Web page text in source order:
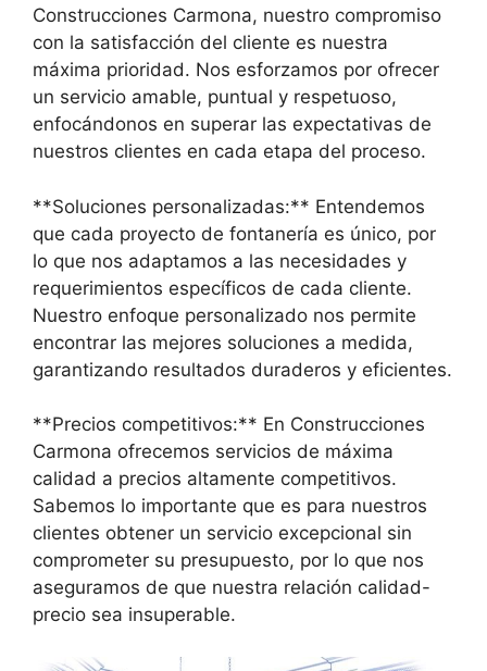
Construcciones Carmona, nuestro compromiso
con la satisfacción del cliente es nuestra
máxima prioridad. Nos esforzamos por ofrecer
un servicio amable, puntual y respetuoso,
enfocándonos en superar las expectativas de
nuestros clientes en cada etapa del proceso.
**Soluciones personalizadas:** Entendemos
que cada proyecto de fontanería es único, por
lo que nos adaptamos a las necesidades y
requerimientos específicos de cada cliente.
Nuestro enfoque personalizado nos permite
encontrar las mejores soluciones a medida,
garantizando resultados duraderos y eficientes.
**Precios competitivos:** En Construcciones
Carmona ofrecemos servicios de máxima
calidad a precios altamente competitivos.
Sabemos lo importante que es para nuestros
clientes obtener un servicio excepcional sin
comprometer su presupuesto, por lo que nos
aseguramos de que nuestra relación calidad-
precio sea insuperable.